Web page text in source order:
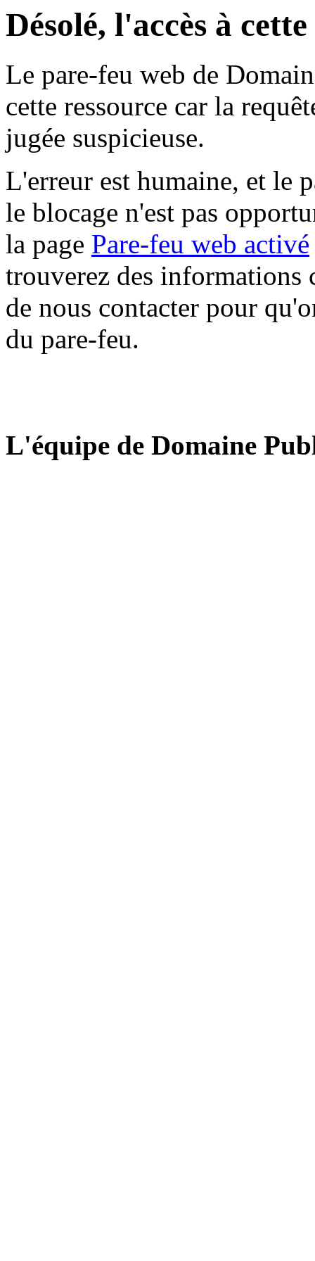
Désolé, l'accès à
Le pare-feu web de
cette ressource car la
jugée suspicieuse.
L'erreur est humaine, et le
le blocage n'est pas
la page Pare-feu web activé
trouverez des informations
de nous contacter pour
du pare-feu.
L'équipe de Domaine